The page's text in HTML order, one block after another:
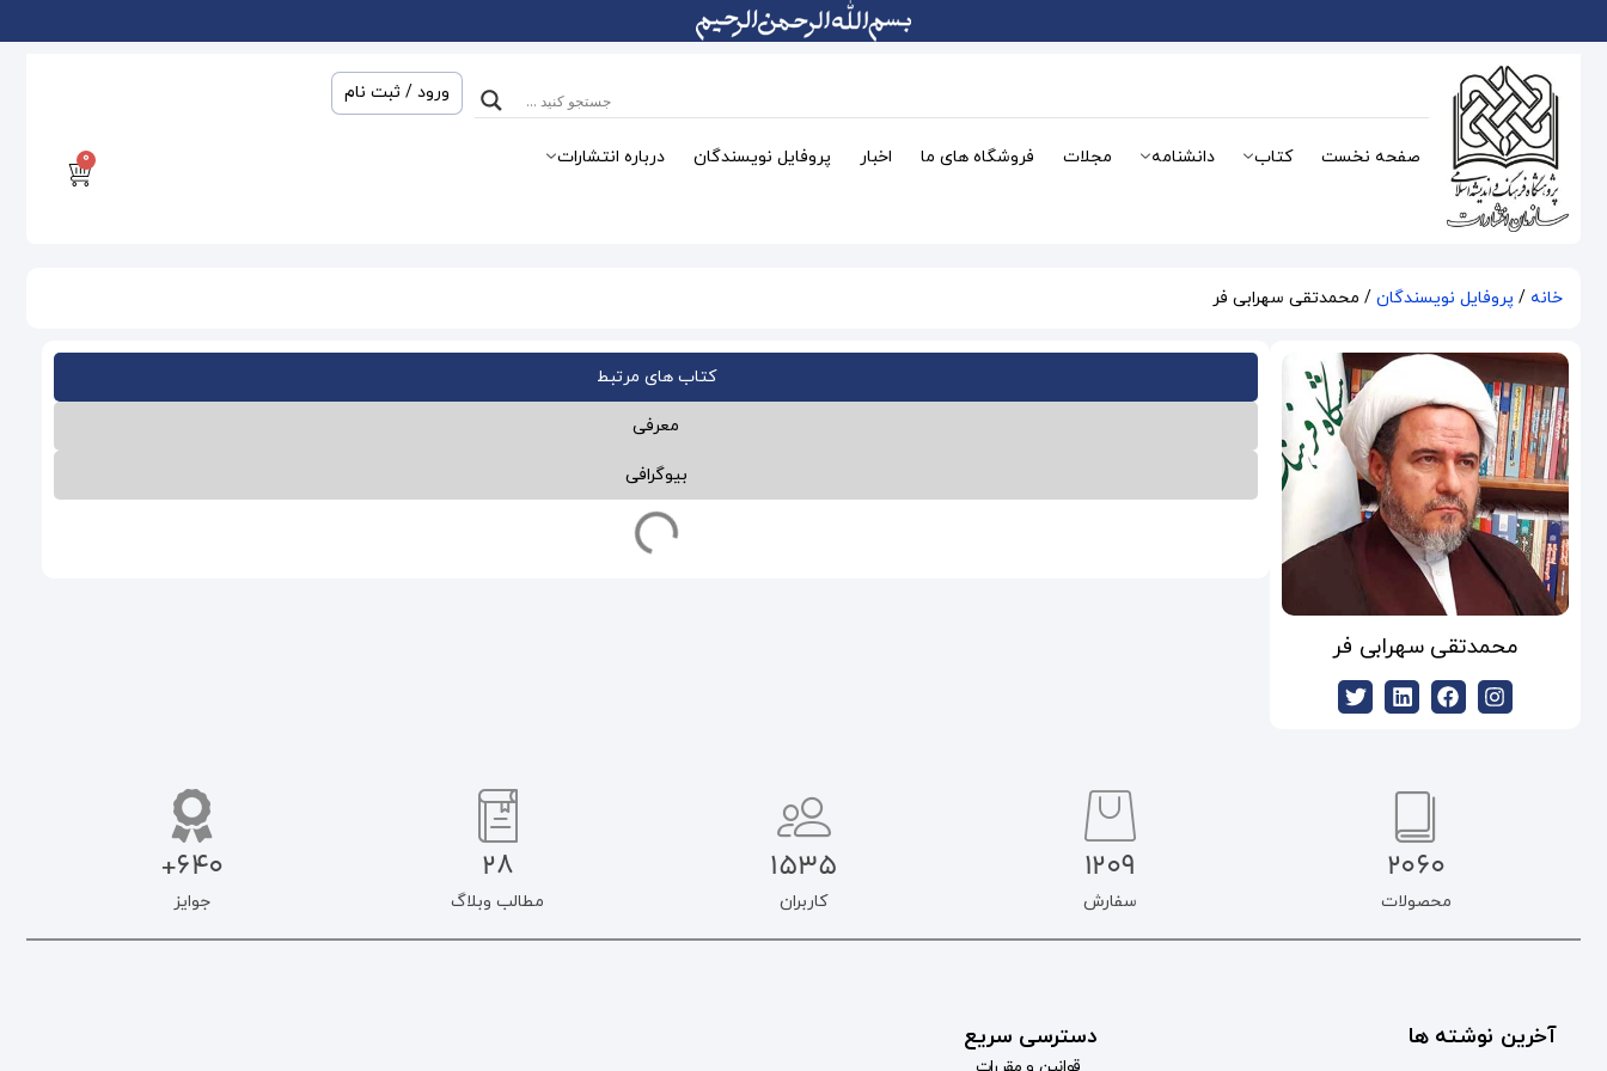
ورود / ثبت نام
صفحه نخست کتاب دانشنامه مجلات فروشگاه های ما اخبار پروفایل نویسندگان درباره انتشارات 0
خانه / پروفایل نویسندگان / محمدتقی سهرابی فر
محمدتقی سهرابی فر
کتاب های مرتبط
معرفی
بیوگرافی
2060
محصولات
1209
سفارش
1535
کاربران
28
مطالب وبلاگ
640+
جوایز
آخرین نوشته ها دسترسی سریع